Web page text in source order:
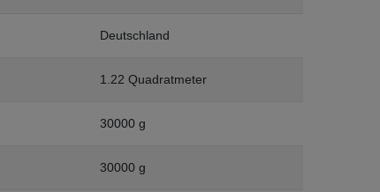
Deutschland
1.22 Quadratmeter
30000 g
30000 g